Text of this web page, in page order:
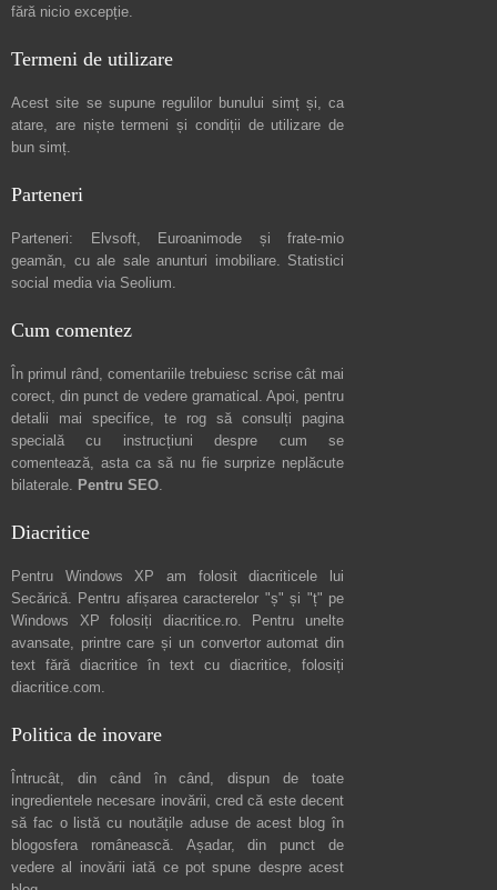
fără nicio excepție.
Termeni de utilizare
Acest site se supune regulilor bunului simț și, ca
atare, are niștetermeni și condiții de utilizare de
bun simț.
Parteneri
Parteneri: Elvsoft, Euroanimode și frate-mio
geamăn, cu ale sale anunturi imobiliare. Statistici
social media via Seolium.
Cum comentez
În primul rând, comentariile trebuiesc scrise cât mai
corect, din punct de vedere gramatical. Apoi, pentru
detalii mai specifice, te rog să consulți pagina
specială cu instrucțiuni despre cum se
comentează, asta ca să nu fie surprize neplăcute
bilaterale. Pentru SEO.
Diacritice
Pentru Windows XP am folosit diacriticele lui
Secărică. Pentru afișarea caracterelor "ș" și "ț" pe
Windows XP folosiți diacritice.ro. Pentru unelte
avansate, printre care și un convertor automat din
text fără diacritice în text cu diacritice, folosiți
diacritice.com.
Politica de inovare
Întrucât, din când în când, dispun de toate
ingredientele necesare inovării, cred că este decent
să fac o listă cu noutățile aduse de acest blog în
blogosfera românească. Așadar, din punct de
vedere al inovării iată ce pot spune despre acest